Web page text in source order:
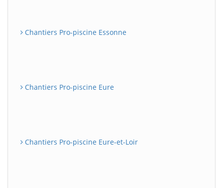
Chantiers Pro-piscine Essonne
Chantiers Pro-piscine Eure
Chantiers Pro-piscine Eure-et-Loir